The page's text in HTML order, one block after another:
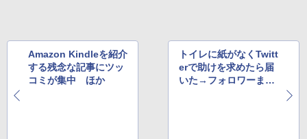
Amazon Kindleを紹介
する残念な記事にツッ
コミが集中 ほか
トイレに紙がなくTwitt
erで助けを求めたら届
いた→フォロワーまで